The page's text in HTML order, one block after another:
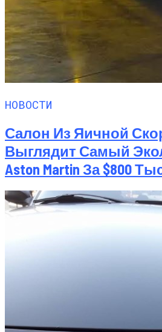
НОВОСТИ
Салон Из Яичной
Выглядит Самый
Aston Martin За $800